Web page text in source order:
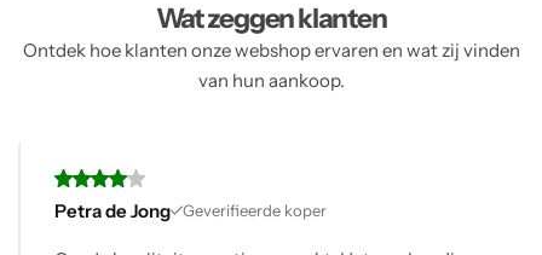
Wat zeggen klanten
Ontdek hoe klanten onze webshop ervaren en wat zij vinden
van hun aankoop.
Petra de Jong Geverifieerde koper